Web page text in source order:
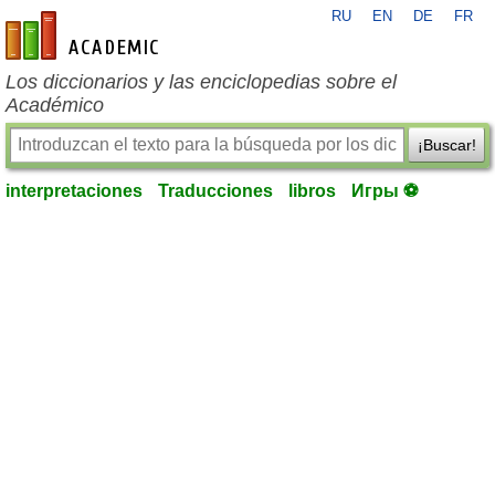
es-academic.com
RU EN DE FR
Los diccionarios y las enciclopedias sobre el
Académico
¡Buscar!
interpretaciones Traducciones libros Игры ⚽